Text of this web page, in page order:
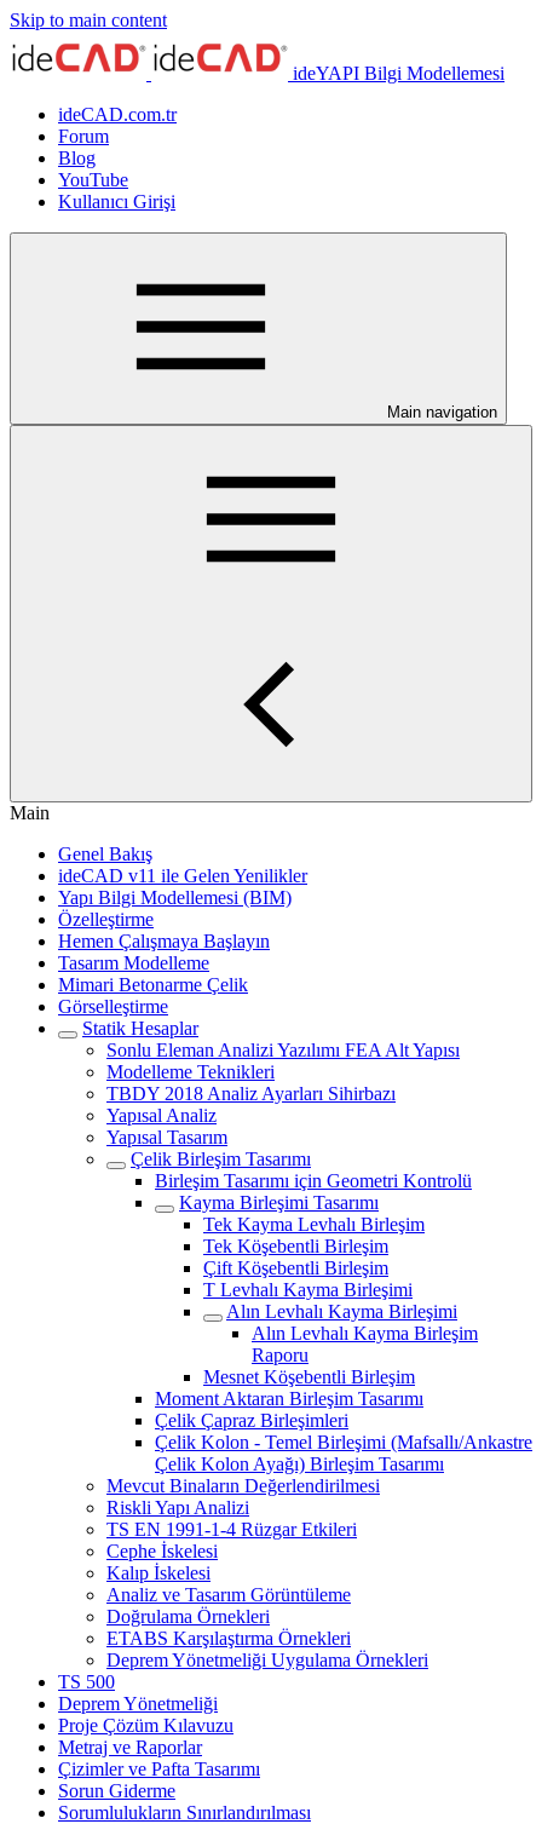
Skip to main content
ideYAPI Bilgi Modellemesi
ideCAD.com.tr
Forum
Blog
YouTube
Kullanıcı Girişi
Main navigation
Main
Genel Bakış
ideCAD v11 ile Gelen Yenilikler
Yapı Bilgi Modellemesi (BIM)
Özelleştirme
Hemen Çalışmaya Başlayın
Tasarım Modelleme
Mimari Betonarme Çelik
Görselleştirme
Statik Hesaplar
Sonlu Eleman Analizi Yazılımı FEA Alt Yapısı
Modelleme Teknikleri
TBDY 2018 Analiz Ayarları Sihirbazı
Yapısal Analiz
Yapısal Tasarım
Çelik Birleşim Tasarımı
Birleşim Tasarımı için Geometri Kontrolü
Kayma Birleşimi Tasarımı
Tek Kayma Levhalı Birleşim
Tek Köşebentli Birleşim
Çift Köşebentli Birleşim
T Levhalı Kayma Birleşimi
Alın Levhalı Kayma Birleşimi
Alın Levhalı Kayma Birleşim
Raporu
Mesnet Köşebentli Birleşim
Moment Aktaran Birleşim Tasarımı
Çelik Çapraz Birleşimleri
Çelik Kolon - Temel Birleşimi (Mafsallı/Ankastre
Çelik Kolon Ayağı) Birleşim Tasarımı
Mevcut Binaların Değerlendirilmesi
Riskli Yapı Analizi
TS EN 1991-1-4 Rüzgar Etkileri
Cephe İskelesi
Kalıp İskelesi
Analiz ve Tasarım Görüntüleme
Doğrulama Örnekleri
ETABS Karşılaştırma Örnekleri
Deprem Yönetmeliği Uygulama Örnekleri
TS 500
Deprem Yönetmeliği
Proje Çözüm Kılavuzu
Metraj ve Raporlar
Çizimler ve Pafta Tasarımı
Sorun Giderme
Sorumlulukların Sınırlandırılması